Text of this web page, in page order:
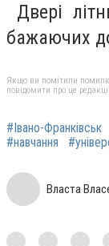
Двері
бажаючих
Якщо ви помітили
повідомити про це
#Івано-Франківськ
#навчання
Власта